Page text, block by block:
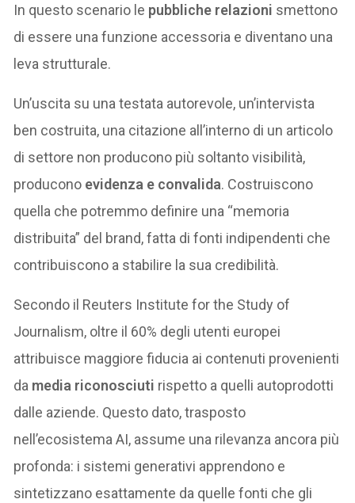
In questo scenario le pubbliche relazioni smettono
di essere una funzione accessoria e diventano una
leva strutturale.
Un’uscita su una testata autorevole, un’intervista
ben costruita, una citazione all’interno di un articolo
di settore non producono più soltanto visibilità,
producono evidenza e convalida. Costruiscono
quella che potremmo definire una “memoria
distribuita” del brand, fatta di fonti indipendenti che
contribuiscono a stabilire la sua credibilità.
Secondo il Reuters Institute for the Study of
Journalism, oltre il 60% degli utenti europei
attribuisce maggiore fiducia ai contenuti provenienti
da media riconosciuti rispetto a quelli autoprodotti
dalle aziende. Questo dato, trasposto
nell’ecosistema AI, assume una rilevanza ancora più
profonda: i sistemi generativi apprendono e
sintetizzano esattamente da quelle fonti che gli